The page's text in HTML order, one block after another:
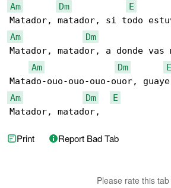
Am
Dm
E
Am
Dm
Matador, matador, a donde vas
Am
Dm
E
Am
Dm
E
Matador, matador,
Print Report Bad Tab
Please rate this tab